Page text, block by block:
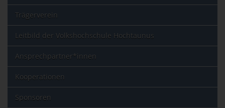
Trägerverein
Leitbild der Volkshochschule Hochtaunus
Ansprechpartner*innen
Kooperationen
Sponsoren